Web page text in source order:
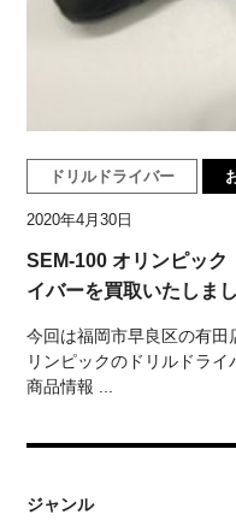
ドリルドライバー
2020年4月30日
SEM-100 オリンピック
イバーを買取いたしまし
今回は福岡市早良区の有
リンピックのドリルドラ
商品情報 ...
ジャンル